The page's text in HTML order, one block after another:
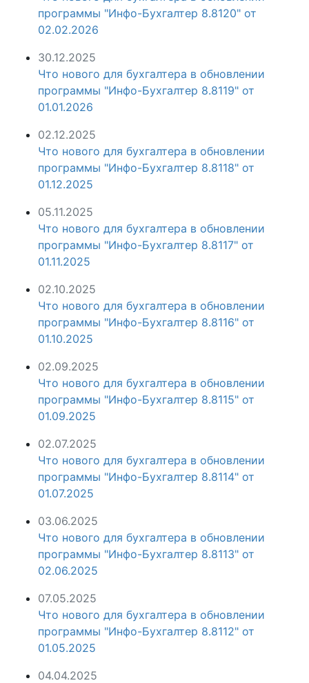
программы "Инфо-Бухгалтер 8.8120" от
02.02.2026
30.12.2025
Что нового для бухгалтера в обновлении
программы "Инфо-Бухгалтер 8.8119" от
01.01.2026
02.12.2025
Что нового для бухгалтера в обновлении
программы "Инфо-Бухгалтер 8.8118" от
01.12.2025
05.11.2025
Что нового для бухгалтера в обновлении
программы "Инфо-Бухгалтер 8.8117" от
01.11.2025
02.10.2025
Что нового для бухгалтера в обновлении
программы "Инфо-Бухгалтер 8.8116" от
01.10.2025
02.09.2025
Что нового для бухгалтера в обновлении
программы "Инфо-Бухгалтер 8.8115" от
01.09.2025
02.07.2025
Что нового для бухгалтера в обновлении
программы "Инфо-Бухгалтер 8.8114" от
01.07.2025
03.06.2025
Что нового для бухгалтера в обновлении
программы "Инфо-Бухгалтер 8.8113" от
02.06.2025
07.05.2025
Что нового для бухгалтера в обновлении
программы "Инфо-Бухгалтер 8.8112" от
01.05.2025
04.04.2025